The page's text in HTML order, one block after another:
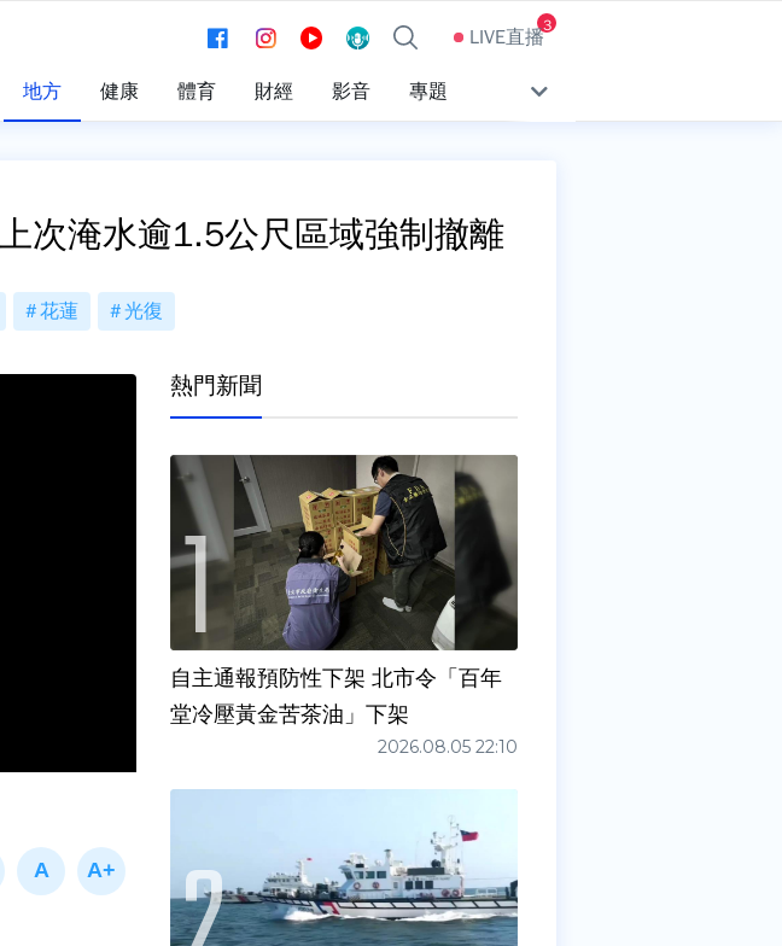
LIVE直播3
地方 健康 體育 財經 影音 專題
次淹水逾1.5公尺區域強制撤離
花蓮 光復
熱門新聞
自主通報預防性下架 北市令「百年
堂冷壓黃金苦茶油」下架
2026.08.05 22:10